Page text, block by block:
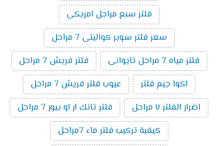
فلتر سبع مراحل امريكى
سعر فلتر سوبر كواليتى 7 مراحل
فلتر مياه 7 مراحل تايوانى
فلتر فريش 7 مراحل
اكوا جيم فلتر
عيوب فلتر فريش 7 مراحل
اضرار الفلتر ٧ مراحل
فلتر تانك ار او بيور 7 مراحل
كيفية تركيب فلتر ماء 7مراحل